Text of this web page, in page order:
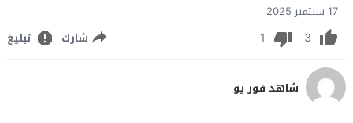
17 سبتمبر 2025
3
1 شارك تبليغ
شاهد فور يو